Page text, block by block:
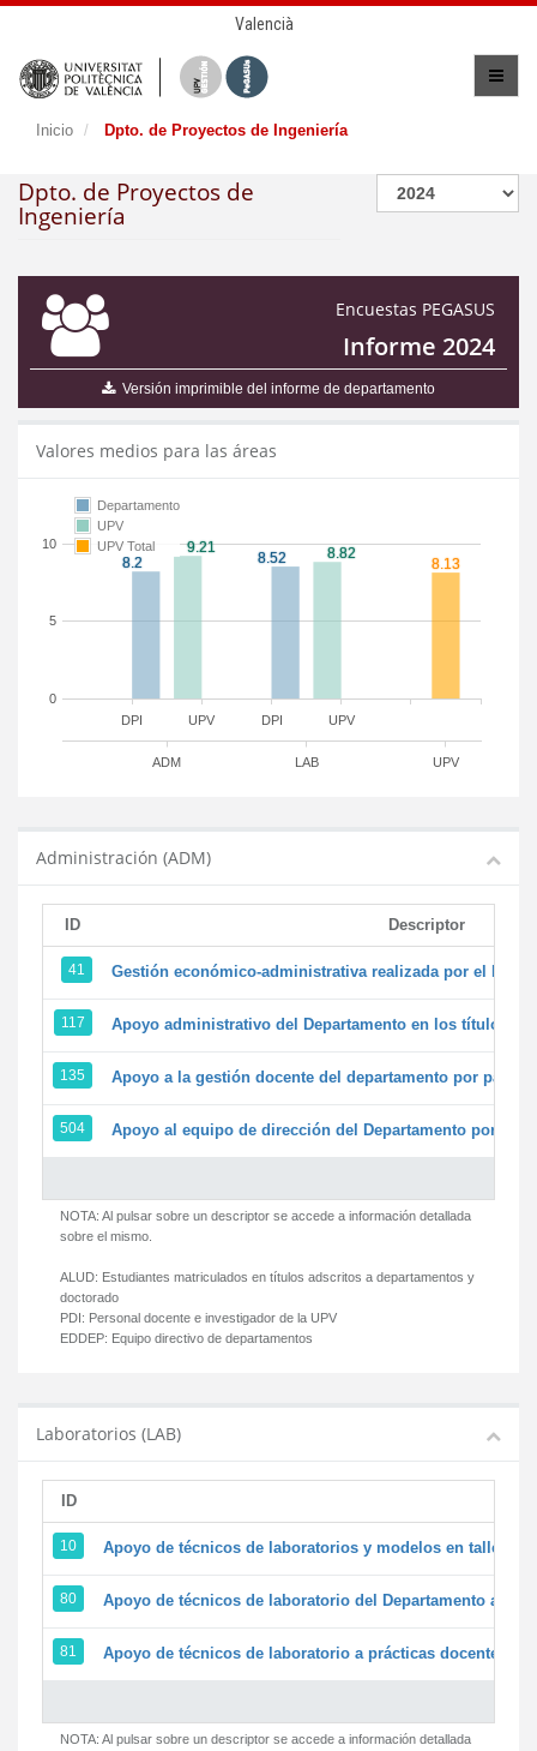
Valencià
Inicio Dpto. de Proyectos de Ingeniería
Dpto. de Proyectos de
Ingeniería
Encuestas PEGASUS
Informe 2024
Versión imprimible del informe de departamento
Valores medios para las áreas
DPI DPI
UPV UPV
ADM LAB UPV
0
5
10
Departamento
UPV
UPV Total
Administración (ADM)
ID Descriptor
41 Gestión económico-administrativa realizada por el
117 Apoyo administrativo del Departamento en los títulos de
135 Apoyo a la gestión docente del departamento por parte
504 Apoyo al equipo de dirección del Departamento por
NOTA: Al pulsar sobre un descriptor se accede a información detallada
sobre el mismo.
ALUD: Estudiantes matriculados en títulos adscritos a departamentos y
doctorado
PDI: Personal docente e investigador de la UPV
EDDEP: Equipo directivo de departamentos
Laboratorios (LAB)
ID
10 Apoyo de técnicos de laboratorios y modelos en
80 Apoyo de técnicos de laboratorio del Departamento a la
81 Apoyo de técnicos de laboratorio a prácticas docentes y
NOTA: Al pulsar sobre un descriptor se accede a información detallada